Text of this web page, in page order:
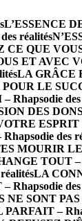
L’ESSENCE
réalités
QUE
ET AVEC
LA GRÂCE
LE
Rhapsodie des
DES DONS
des
MOURIR
TOUT –
LA
Rhapsodie des
NE SONT
–